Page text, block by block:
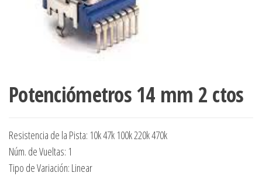
Potenciómetros 14 mm 2 ctos
Resistencia de la Pista: 10k 47k 100k 220k 470k
Núm. de Vueltas: 1
Tipo de Variación: Linear